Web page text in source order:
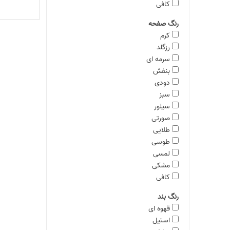
کافی
رنگ صفحه
کرم
رزگلد
سرمه ای
بنفش
دودی
سبز
سیلور
صورتی
طلایی
طوسی
لمسی
مشکی
کافی
رنگ بند
قهوه ای
استیل